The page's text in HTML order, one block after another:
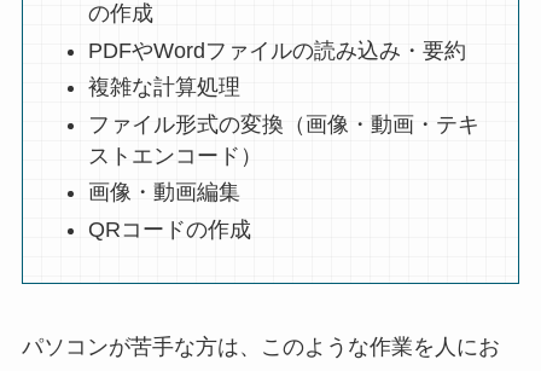
の作成
PDFやWordファイルの読み込み・要約
複雑な計算処理
ファイル形式の変換（画像・動画・テキ
ストエンコード）
画像・動画編集
QRコードの作成
パソコンが苦手な方は、このような作業を人にお